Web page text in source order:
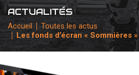
PARTENAIRES
accéder à la billetterie
ACTUALITÉS
Accueil
Toutes les actus
Les fonds d’écran « Sommières »